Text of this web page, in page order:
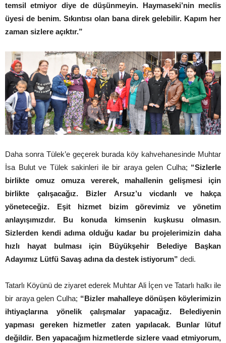
temsil etmiyor diye de düşünmeyin. Haymaseki’nin meclis
üyesi de benim. Sıkıntısı olan bana direk gelebilir. Kapım her
zaman sizlere açıktır.”
Daha sonra Tülek’e geçerek burada köy kahvehanesinde Muhtar
İsa Bulut ve Tülek sakinleri ile bir araya gelen Culha; “Sizlerle
birlikte omuz omuza vererek, mahallenin gelişmesi için
birlikte çalışacağız. Bizler Arsuz’u vicdanlı ve hakça
yöneteceğiz. Eşit hizmet bizim görevimiz ve yönetim
anlayışımızdır. Bu konuda kimsenin kuşkusu olmasın.
Sizlerden kendi adıma olduğu kadar bu projelerimizin daha
hızlı hayat bulması için Büyükşehir Belediye Başkan
Adayımız Lütfü Savaş adına da destek istiyorum” dedi.
Tatarlı Köyünü de ziyaret ederek Muhtar Ali İçen ve Tatarlı halkı ile
bir araya gelen Culha; “Bizler mahalleye dönüşen köylerimizin
ihtiyaçlarına yönelik çalışmalar yapacağız. Belediyenin
yapması gereken hizmetler zaten yapılacak. Bunlar lütuf
değildir. Ben yapacağım hizmetlerde sizlere vaad etmiyorum,